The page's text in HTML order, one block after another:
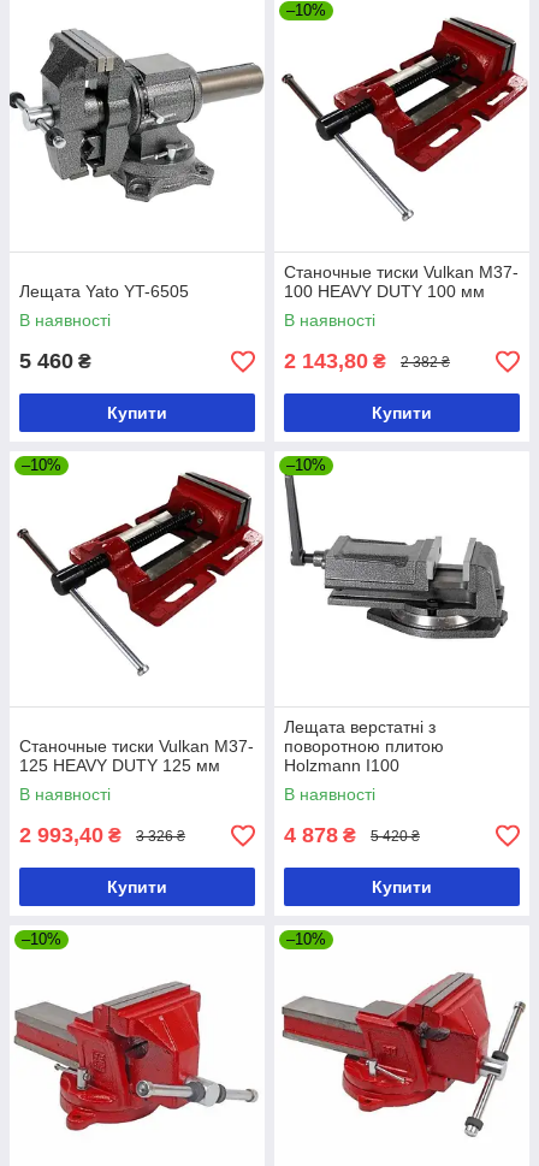
Лещата Yato YT-6505
В наявності
5 460 ₴
Купити
–10%
Станочные тиски Vulkan M37-
100 HEAVY DUTY 100 мм
В наявності
2 143,80 ₴ 2 382 ₴
Купити
–10%
Станочные тиски Vulkan M37-
125 HEAVY DUTY 125 мм
В наявності
2 993,40 ₴ 3 326 ₴
Купити
–10%
Лещата верстатні з
поворотною плитою
Holzmann I100
В наявності
4 878 ₴ 5 420 ₴
Купити
–10% –10%